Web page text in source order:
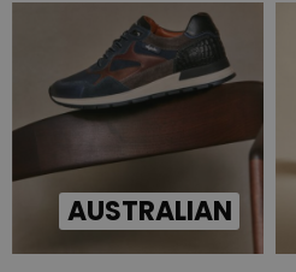
AUSTRALIAN